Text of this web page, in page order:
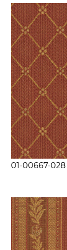
01-00667-028